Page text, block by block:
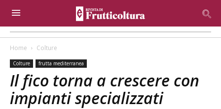
Home Colture
Colture frutta mediterranea
Il fico torna a crescere con
impianti specializzati